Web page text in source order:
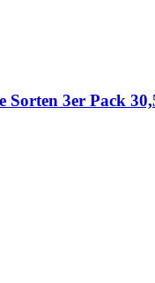
Sorten 3er Pack